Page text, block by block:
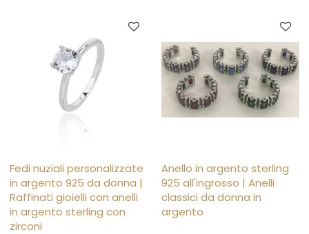
Fedi nuziali personalizzate
in argento 925 da donna |
Raffinati gioielli con anelli
in argento sterling con
zirconi
Anello in argento sterling
925 all'ingrosso | Anelli
classici da donna in
argento